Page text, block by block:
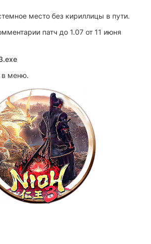
место без кириллицы в пути.
патч до 1.07 от 11 июня
в меню.